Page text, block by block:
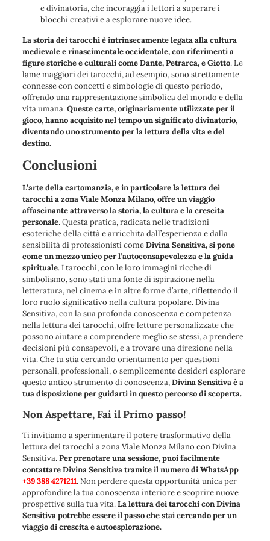
e divinatoria, che incoraggia i lettori a superare i
blocchi creativi e a esplorare nuove idee.
La storia dei tarocchi è intrinsecamente legata alla cultura
medievale e rinascimentale occidentale, con riferimenti a
figure storiche e culturali come Dante, Petrarca, e Giotto. Le
lame maggiori dei tarocchi, ad esempio, sono strettamente
connesse con concetti e simbologie di questo periodo,
offrendo una rappresentazione simbolica del mondo e della
vita umana.Queste carte, originariamente utilizzate per il
gioco, hanno acquisito nel tempo un significato divinatorio,
diventando uno strumento per la lettura della vita e del
destino.
Conclusioni
L’arte della cartomanzia, e in particolare la lettura dei
tarocchi a zona Viale Monza Milano, offre un viaggio
affascinante attraverso la storia, la cultura e la crescita
personale. Questa pratica, radicata nelle tradizioni
esoteriche della città e arricchita dall’esperienza e dalla
sensibilità di professionisti comeDivina Sensitiva, si pone
come un mezzo unico per l’autoconsapevolezza e la guida
spirituale. I tarocchi, con le loro immagini ricche di
simbolismo, sono stati una fonte di ispirazione nella
letteratura, nel cinema e in altre forme d’arte, riflettendo il
loro ruolo significativo nella cultura popolare. Divina
Sensitiva, con la sua profonda conoscenza e competenza
nella lettura dei tarocchi, offre letture personalizzate che
possono aiutare a comprendere meglio se stessi, a prendere
decisioni più consapevoli, e a trovare una direzione nella
vita. Che tu stia cercando orientamento per questioni
personali, professionali, o semplicemente desideri esplorare
questo antico strumento di conoscenza,Divina Sensitiva è a
tua disposizione per guidarti in questo percorso di scoperta.
Non Aspettare, Fai il Primo passo!
Ti invitiamo a sperimentare il potere trasformativo della
lettura dei tarocchi a zona Viale Monza Milano con Divina
Sensitiva.Per prenotare una sessione, puoi facilmente
contattare Divina Sensitiva tramite il numero di WhatsApp
+39 388 4271211. Non perdere questa opportunità unica per
approfondire la tua conoscenza interiore e scoprire nuove
prospettive sulla tua vita.La lettura dei tarocchi con Divina
Sensitiva potrebbe essere il passo che stai cercando per un
viaggio di crescita e autoesplorazione.